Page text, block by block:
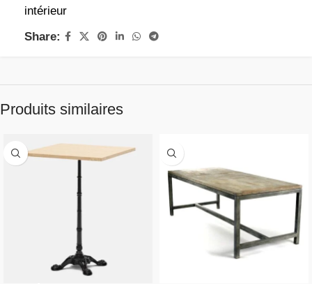
intérieur
Share:
Produits similaires